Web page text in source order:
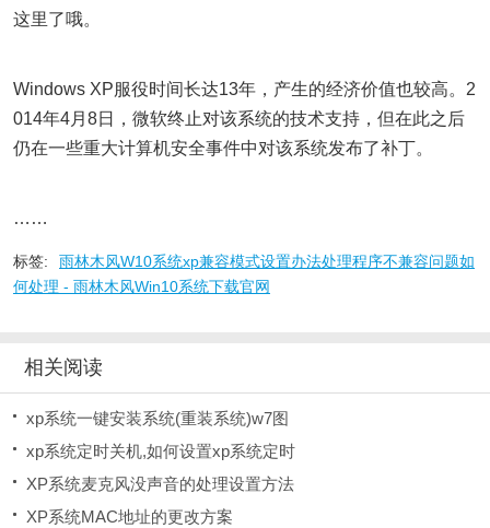
这里了哦。
Windows XP服役时间长达13年，产生的经济价值也较高。2
014年4月8日，微软终止对该系统的技术支持，但在此之后
仍在一些重大计算机安全事件中对该系统发布了补丁。
……
标签:
雨林木风W10系统xp兼容模式设置办法处理程序不兼容问题如
何处理 - 雨林木风Win10系统下载官网
相关阅读
xp系统一键安装系统(重装系统)w7图
xp系统定时关机,如何设置xp系统定时
XP系统麦克风没声音的处理设置方法
XP系统MAC地址的更改方案